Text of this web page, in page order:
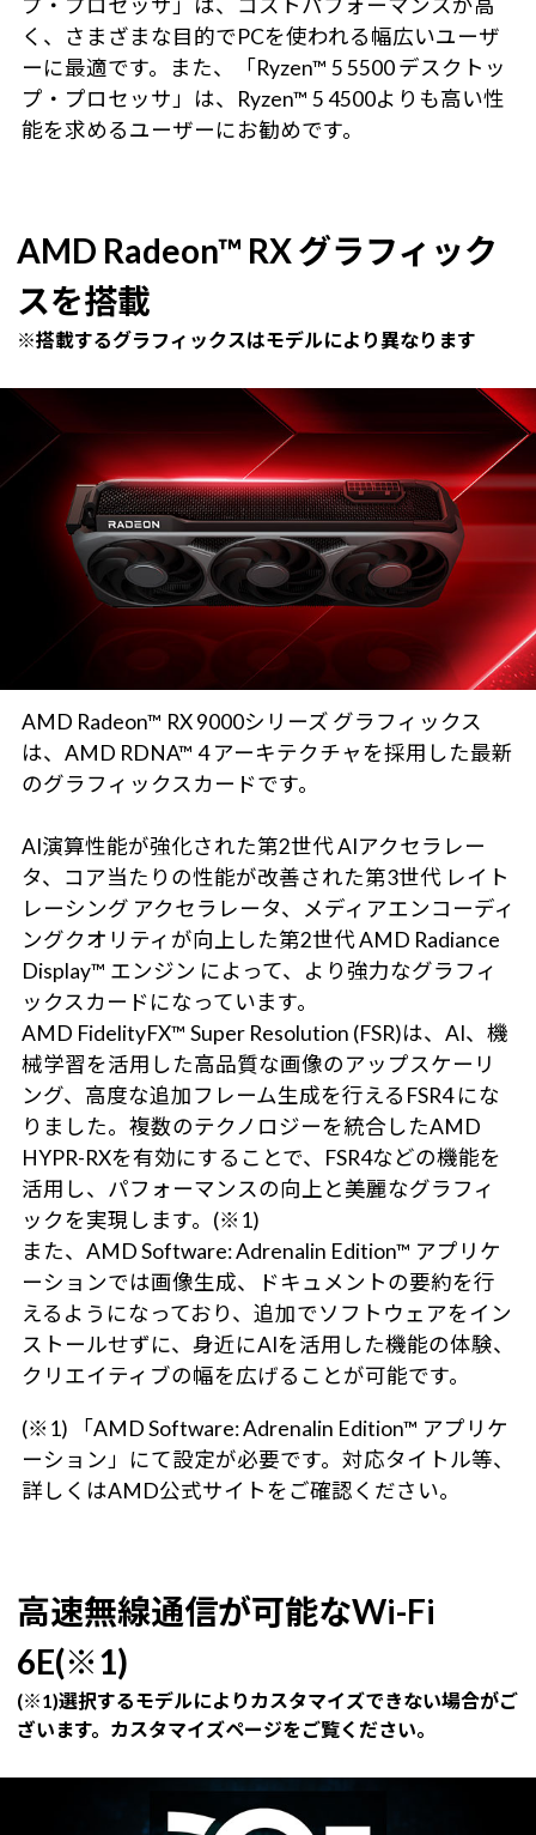
プ・プロセッサ」は、コストパフォーマンスが高
く、さまざまな目的でPCを使われる幅広いユーザ
ーに最適です。また、「Ryzen™ 5 5500 デスクトッ
プ・プロセッサ」は、Ryzen™ 5 4500よりも高い性
能を求めるユーザーにお勧めです。
AMD Radeon™ RX グラフィック
スを搭載
※搭載するグラフィックスはモデルにより異なります
AMD Radeon™ RX 9000シリーズ グラフィックス
は、AMD RDNA™ 4 アーキテクチャを採用した最新
のグラフィックスカードです。
AI演算性能が強化された第2世代 AIアクセラレー
タ、コア当たりの性能が改善された第3世代 レイト
レーシング アクセラレータ、メディアエンコーディ
ングクオリティが向上した第2世代 AMD Radiance
Display™ エンジン によって、より強力なグラフィ
ックスカードになっています。
AMD FidelityFX™ Super Resolution (FSR)は、AI、機
械学習を活用した高品質な画像のアップスケーリ
ング、高度な追加フレーム生成を行えるFSR4 にな
りました。複数のテクノロジーを統合したAMD
HYPR-RXを有効にすることで、FSR4などの機能を
活用し、パフォーマンスの向上と美麗なグラフィ
ックを実現します。(※1)
また、AMD Software: Adrenalin Edition™ アプリケ
ーションでは画像生成、ドキュメントの要約を行
えるようになっており、追加でソフトウェアをイン
ストールせずに、身近にAIを活用した機能の体験、
クリエイティブの幅を広げることが可能です。
(※1) 「AMD Software: Adrenalin Edition™ アプリケ
ーション」にて設定が必要です。対応タイトル等、
詳しくはAMD公式サイトをご確認ください。
高速無線通信が可能なWi-Fi
6E(※1)
(※1)選択するモデルによりカスタマイズできない場合がご
ざいます。カスタマイズページをご覧ください。